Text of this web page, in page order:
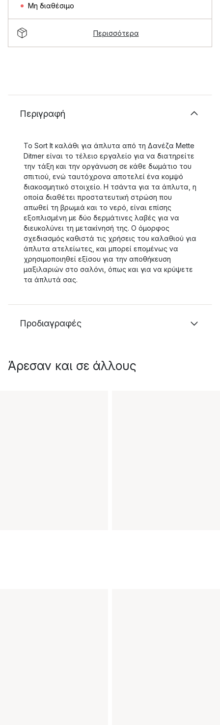
Μη διαθέσιμο
Περισσότερα
Περιγραφή
Το Sort It καλάθι για άπλυτα από τη Δανέζα Mette
Ditmer είναι το τέλειο εργαλείο για να διατηρείτε
την τάξη και την οργάνωση σε κάθε δωμάτιο του
σπιτιού, ενώ ταυτόχρονα αποτελεί ένα κομψό
διακοσμητικό στοιχείο. Η τσάντα για τα άπλυτα, η
οποία διαθέτει προστατευτική στρώση που
απωθεί τη βρωμιά και το νερό, είναι επίσης
εξοπλισμένη με δύο δερμάτινες λαβές για να
διευκολύνει τη μετακίνησή της. Ο όμορφος
σχεδιασμός καθιστά τις χρήσεις του καλαθιού για
άπλυτα ατελείωτες, και μπορεί επομένως να
χρησιμοποιηθεί εξίσου για την αποθήκευση
μαξιλαριών στο σαλόνι, όπως και για να κρύψετε
τα άπλυτά σας.
Προδιαγραφές
Άρεσαν και σε άλλους